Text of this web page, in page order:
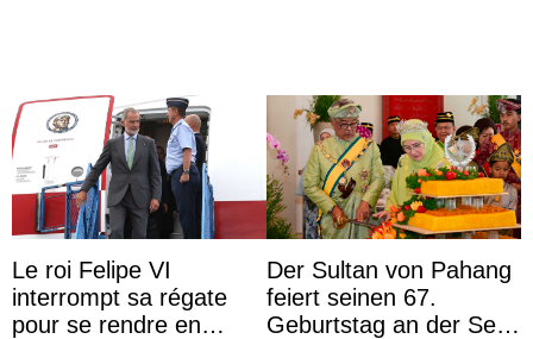
Le roi Felipe VI
interrompt sa régate
pour se rendre en
Der Sultan von Pahang
feiert seinen 67.
Geburtstag an der Seite